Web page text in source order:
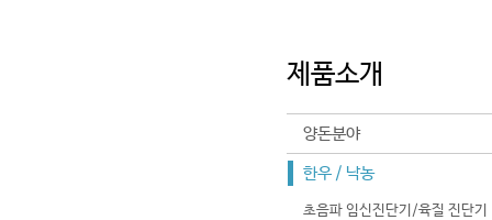
제품소개
양돈분야
한우 / 낙농
초음파 임신진단기/육질 진단기